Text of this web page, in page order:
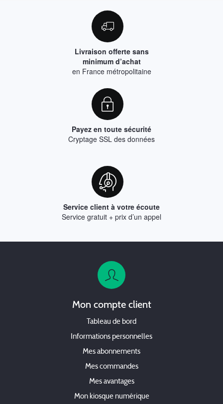
Livraison offerte sans
minimum d’achat
en France métropolitaine
Payez en toute sécurité
Cryptage SSL des données
Service client à votre écoute
Service gratuit + prix d’un appel
Mon compte client
Tableau de bord
Informations personnelles
Mes abonnements
Mes commandes
Mes avantages
Mon kiosque numérique